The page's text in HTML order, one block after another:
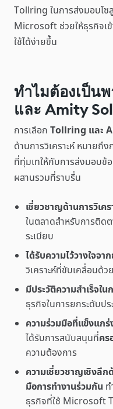
Tollring ในการส่งมอบโ
Microsoft ช่วยให้ธุรกิจเข้
ใช้ได้ง่ายขึ้น
ทำไมต้องเป็น
และ Amity
การเลือก Tollring และ
ด้านการวิเคราะห์ หมายถึ
ที่ทุ่มเทให้กับการส่งมอบข้
ผสานรวมที่ราบรื่น
เชี่ยวชาญด้านการวิเค
ในตลาดสำหรับการติด
ระเบียบ
ได้รับความไว้วางใจจ
วิเคราะห์ที่ขับเคลื่อนด้
มีประวัติความสำเร็จใ
ธุรกิจในการยกระดับป
ความร่วมมือที่แข็งแก
ได้รับการสนับสนุนที่ค
ความต้องการ
ความเชี่ยวชาญเชิงลึก
มือการทำงานร่วมกัน
ธุรกิจที่ใช้ Microsoft